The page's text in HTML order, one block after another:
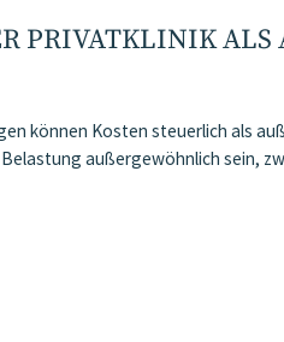
PRIVATKLINIK ALS
können Kosten steuerlich als
außergewöhnlich sein,